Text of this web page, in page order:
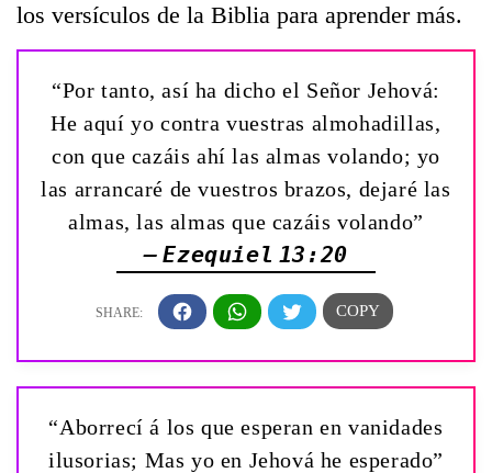
los versículos de la Biblia para aprender más.
“Por tanto, así ha dicho el Señor Jehová:
He aquí yo contra vuestras almohadillas,
con que cazáis ahí las almas volando; yo
las arrancaré de vuestros brazos, dejaré las
almas, las almas que cazáis volando”
— Ezequiel 13:20
“Aborrecí á los que esperan en vanidades
ilusorias; Mas yo en Jehová he esperado”